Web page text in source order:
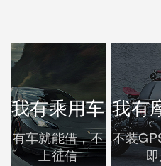
我有乘用车
有车就能借，不
上征信
我有
不装